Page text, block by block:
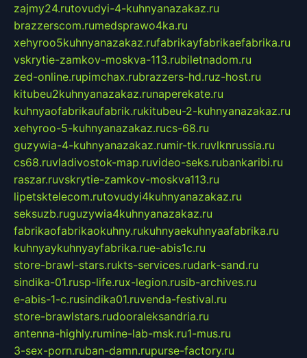
zajmy24.rutovudyi-4-kuhnyanazakaz.ru
brazzerscom.rumedsprawo4ka.ru
xehyroo5kuhnyanazakaz.rufabrikayfabrikaefabrika.ru
vskrytie-zamkov-moskva-113.rubiletnadom.ru
zed-online.rupimchax.rubrazzers-hd.ruz-host.ru
kitubeu2kuhnyanazakaz.runaperekate.ru
kuhnyaofabrikaufabrik.rukitubeu-2-kuhnyanazakaz.ru
xehyroo-5-kuhnyanazakaz.rucs-68.ru
guzywia-4-kuhnyanazakaz.rumir-tk.ruvlknrussia.ru
cs68.ruvladivostok-map.ruvideo-seks.rubankaribi.ru
raszar.ruvskrytie-zamkov-moskva113.ru
lipetsktelecom.rutovudyi4kuhnyanazakaz.ru
seksuzb.ruguzywia4kuhnyanazakaz.ru
fabrikaofabrikaokuhny.rukuhnyaekuhnyaafabrika.ru
kuhnyaykuhnyayfabrika.rue-abis1c.ru
store-brawl-stars.rukts-services.rudark-sand.ru
sindika-01.rusp-life.rux-legion.rusib-archives.ru
e-abis-1-c.rusindika01.ruvenda-festival.ru
store-brawlstars.rudooraleksandria.ru
antenna-highly.rumine-lab-msk.ru1-mus.ru
3-sex-porn.ruban-damn.rupurse-factory.ru